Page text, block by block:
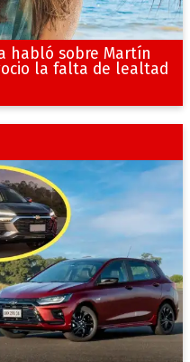
habló sobre Martín
la falta de lealtad